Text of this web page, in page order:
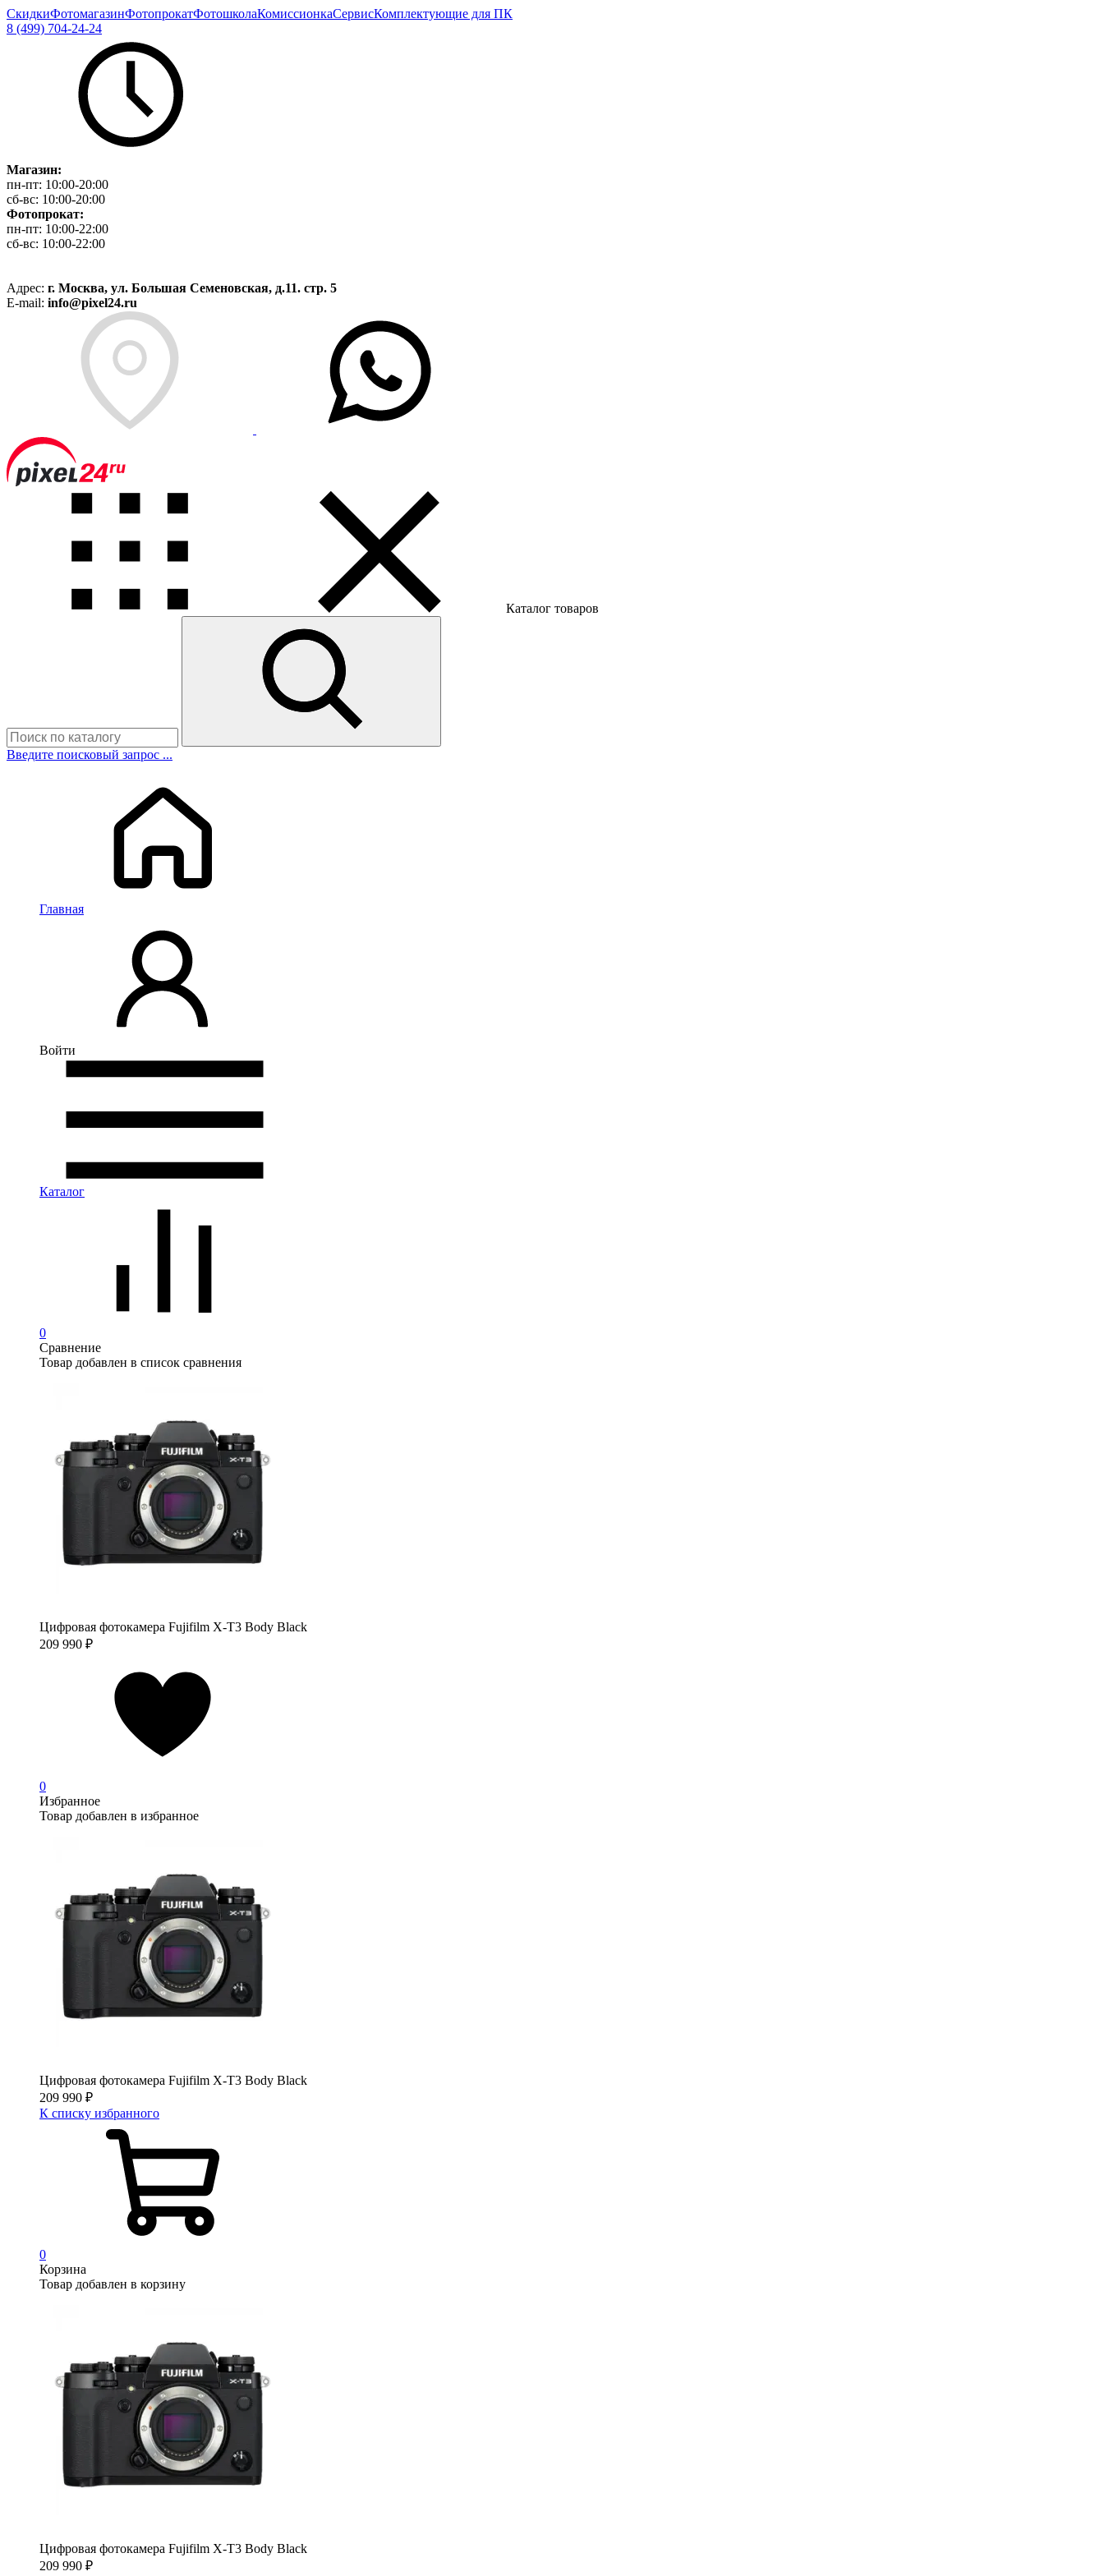
СкидкиФотомагазинФотопрокатФотошколаКомиссионкаСервисКомплектующие для ПК
8 (499) 704-24-24
Магазин:
пн-пт: 10:00-20:00
сб-вс: 10:00-20:00
Фотопрокат:
пн-пт: 10:00-22:00
сб-вс: 10:00-22:00
Адрес: г. Москва, ул. Большая Семеновская, д.11. стр. 5
E-mail: info@pixel24.ru
Каталог товаров
Введите поисковый запрос ...
Главная
Войти
Каталог
0
Сравнение
Товар добавлен в список сравнения
Цифровая фотокамера Fujifilm X-T3 Body Black
209 990 ₽
0
Избранное
Товар добавлен в избранное
Цифровая фотокамера Fujifilm X-T3 Body Black
209 990 ₽
К списку избранного
0
Корзина
Товар добавлен в корзину
Цифровая фотокамера Fujifilm X-T3 Body Black
209 990 ₽